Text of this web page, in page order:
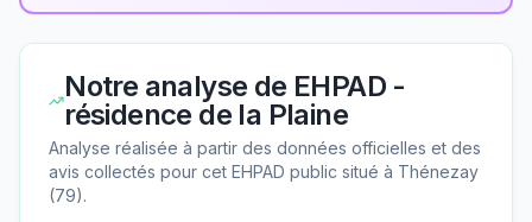
Notre analyse de EHPAD -
résidence de la Plaine
Analyse réalisée à partir des données officielles et des
avis collectés pour cet EHPAD public situé à Thénezay
(79).